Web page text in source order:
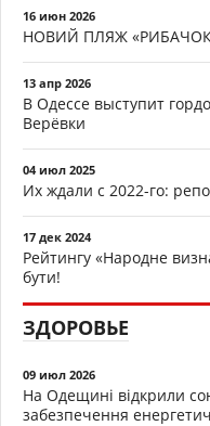
16 июн 2026
НОВИЙ ПЛЯЖ
13 апр 2026
В Одессе выступит
Верёвки
04 июл 2025
Их ждали с 2022-го:
17 дек 2024
Рейтингу «Народне
бути!
ЗДОРОВЬЕ
09 июл 2026
На Одещині відкрили
забезпечення